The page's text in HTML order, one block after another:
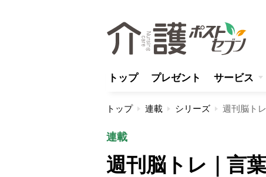
トップ プレゼント サービス
トップ 連載 シリーズ 週刊脳ト
連載
週刊脳トレ｜言